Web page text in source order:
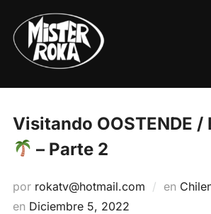
contenido
Visitando OOSTENDE /
– Parte 2
por rokatv@hotmail.com en
en Publicado
Diciembre 5, 2022